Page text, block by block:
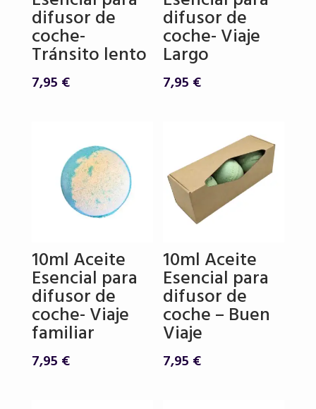
difusor de
coche-
Tránsito lento
7,95 €
difusor de
coche- Viaje
Largo
7,95 €
10ml Aceite
Esencial para
difusor de
coche- Viaje
familiar
7,95 €
10ml Aceite
Esencial para
difusor de
coche – Buen
Viaje
7,95 €